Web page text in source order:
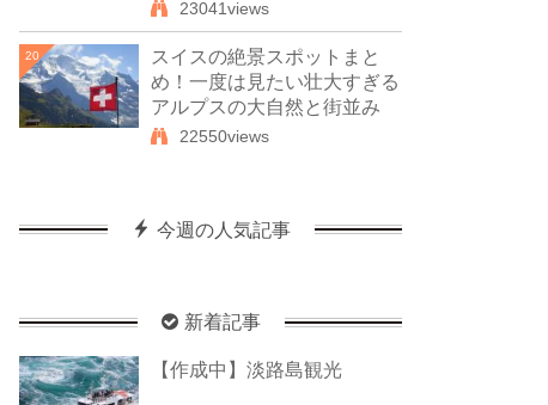
23041views
20
スイスの絶景スポットまと
め！一度は見たい壮大すぎる
アルプスの大自然と街並み
22550views
今週の人気記事
新着記事
【作成中】淡路島観光